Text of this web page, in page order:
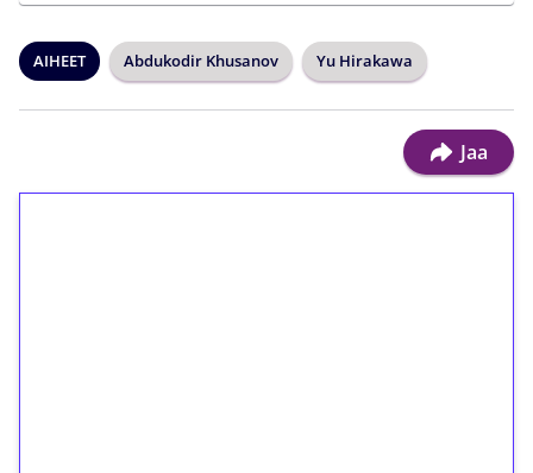
AIHEET Abdukodir Khusanov Yu Hirakawa
Jaa